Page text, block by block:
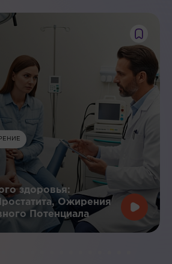
здоровья:
Ожирения
Потенциала